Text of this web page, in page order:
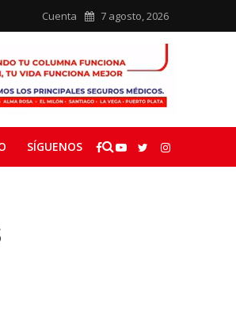
Cuenta 7 agosto, 2026
SÍGUENOS